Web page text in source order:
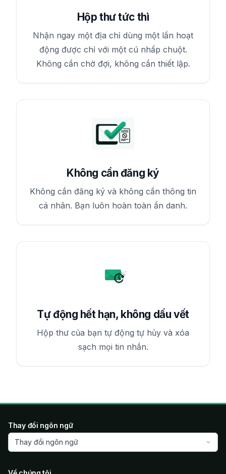
Hộp thư tức thì
Nhận ngay một địa chỉ dùng một lần hoạt
động được chỉ với một cú nhấp chuột.
Không cần chờ đợi, không cần thiết lập.
Không cần đăng ký
Không cần đăng ký và không cần thông tin
cá nhân. Bạn luôn hoàn toàn ẩn danh.
Tự động hết hạn, không dấu vết
Hộp thư của bạn tự động tự hủy và xóa
sạch mọi tin nhắn.
Thay đổi ngôn ngữ
Thay đổi ngôn ngữ